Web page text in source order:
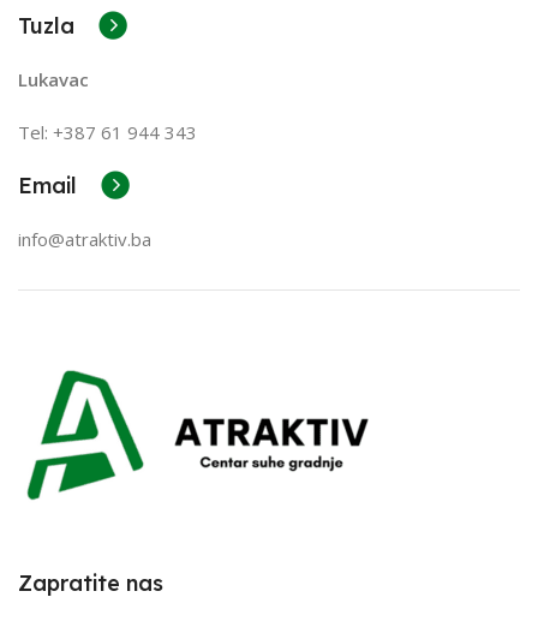
Tuzla
Lukavac
Tel: +387 61 944 343
Email
info@atraktiv.ba
Zapratite nas